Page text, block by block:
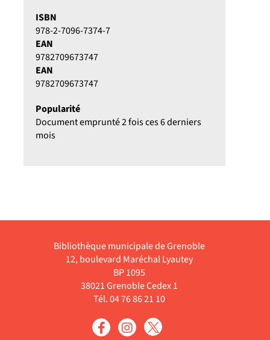
ISBN
978-2-7096-7374-7
EAN
9782709673747
EAN
9782709673747
Popularité
Document emprunté 2 fois ces 6 derniers
mois
Bibliothèque municipale de Grenoble
12, boulevard Maréchal Lyautey
BP 1095
38021 Grenoble Cedex 1
Tél. 04 76 86 21 10